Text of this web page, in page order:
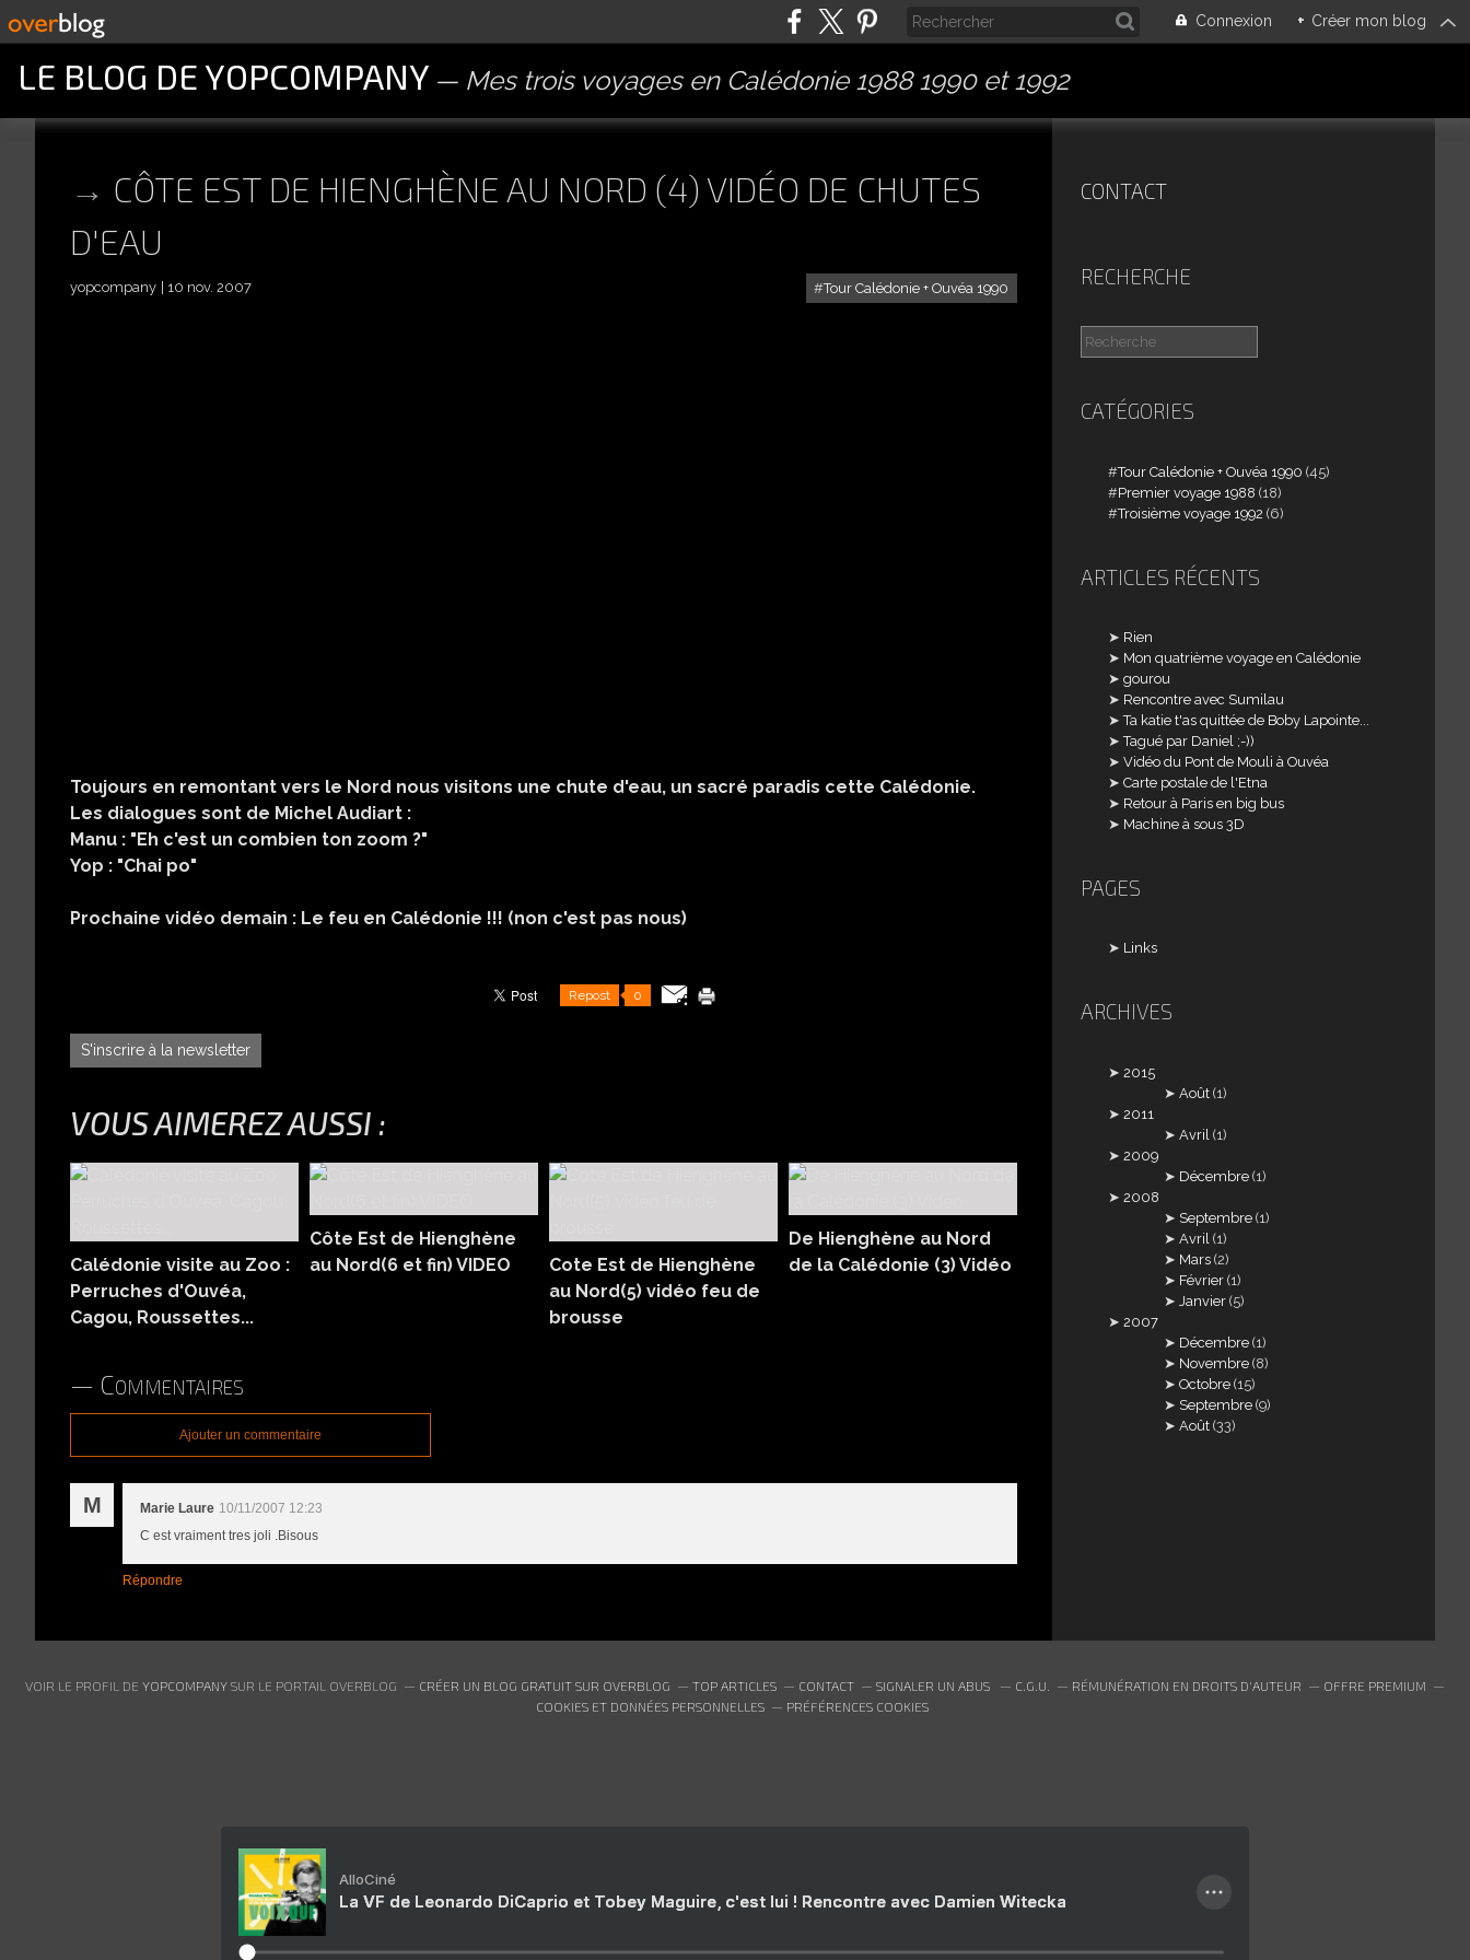
Connexion + Créer mon blog
LE BLOG DE YOPCOMPANY Mes trois voyages en Calédonie 1988 1990 et 1992
CÔTE EST DE HIENGHÈNE AU NORD (4) VIDÉO DE CHUTES
D'EAU
Tour Calédonie + Ouvéa 1990
yopcompany 10 nov. 2007
Toujours en remontant vers le Nord nous visitons une chute d'eau, un sacré paradis cette Calédonie.
Les dialogues sont de Michel Audiart :
Manu : "Eh c'est un combien ton zoom ?"
Yop : "Chai po"
Prochaine vidéo demain : Le feu en Calédonie !!! (non c'est pas nous)
Repost 0
S'inscrire à la newsletter
VOUS AIMEREZ AUSSI :
Calédonie visite au Zoo :
Perruches d'Ouvéa,
Cagou, Roussettes...
Côte Est de Hienghène
au Nord(6 et fin) VIDEO
Cote Est de Hienghène
au Nord(5) vidéo feu de
brousse
De Hienghène au Nord
de la Calédonie (3) Vidéo
Commentaires
Ajouter un commentaire
M Marie Laure 10/11/2007 12:23
C est vraiment tres joli .Bisous
Répondre
CONTACT
RECHERCHE
CATÉGORIES
Tour Calédonie + Ouvéa 1990 (45)
Premier voyage 1988 (18)
Troisième voyage 1992 (6)
ARTICLES RÉCENTS
Rien
Mon quatrième voyage en Calédonie
gourou
Rencontre avec Sumilau
Ta katie t'as quittée de Boby Lapointe...
Tagué par Daniel ;-))
Vidéo du Pont de Mouli à Ouvéa
Carte postale de l'Etna
Retour à Paris en big bus
Machine à sous 3D
PAGES
Links
ARCHIVES
2015
Août (1)
2011
Avril (1)
2009
Décembre (1)
2008
Septembre (1)
Avril (1)
Mars (2)
Février (1)
Janvier (5)
2007
Décembre (1)
Novembre (8)
Octobre (15)
Septembre (9)
Août (33)
VOIR LE PROFIL DE YOPCOMPANY SUR LE PORTAIL OVERBLOG CRÉER UN BLOG GRATUIT SUR OVERBLOG TOP ARTICLES CONTACT SIGNALER UN ABUS C.G.U. RÉMUNÉRATION EN DROITS D'AUTEUR
OFFRE PREMIUM
COOKIES ET DONNÉES PERSONNELLES
PRÉFÉRENCES COOKIES
AlloCiné
La VF de Leonardo DiCaprio et Tobey Maguire, c'est lui ! Rencontre avec Damien Witecka